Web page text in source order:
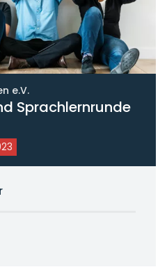
e.V.
Sprachlernrunde